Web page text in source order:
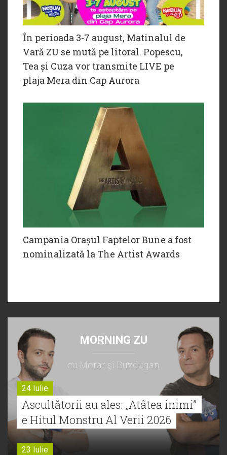
În perioada 3-7 august, Matinalul de
Vară ZU se mută pe litoral. Popescu,
Tea și Cuza vor transmite LIVE pe
plaja Mera din Cap Aurora
Campania Orașul Faptelor Bune a fost
nominalizată la The Artist Awards
MORNING ZU
cu Morar şi Buzdugan
24 Iulie
Ascultătorii au ales: „Atâtea inimi”
e Hitul Monstru Al Verii 2026
23 Iulie